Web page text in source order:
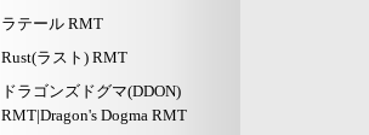
ラテール RMT
Rust(ラスト) RMT
ドラゴンズドグマ(DDON)
RMT|Dragon's Dogma RMT